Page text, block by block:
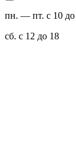
пн. — пт. с 10 до
сб. с 12 до 18